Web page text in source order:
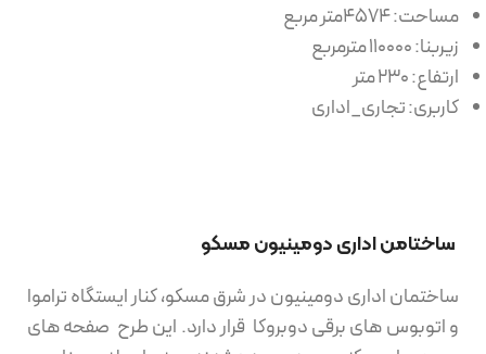
مساحت: 4574متر مربع
زیربنا: 110000 مترمربع
ارتفاع: 230 متر
کاربری: تجاری_اداری
ساختامن اداری دومینیون مسکو
ساختمان اداری دومینیون در شرق مسکو، کنار ایستگاه تراموا
و اتوبوس های برقی دوبروکا قرار دارد. این طرح صفحه های